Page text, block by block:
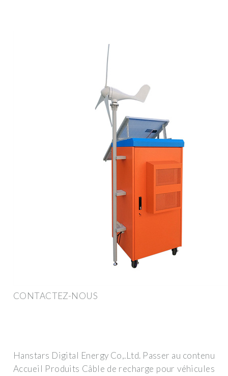
CONTACTEZ-NOUS
Hanstars Digital Energy Co,.Ltd. Passer au contenu
Accueil Produits Câble de recharge pour véhicules